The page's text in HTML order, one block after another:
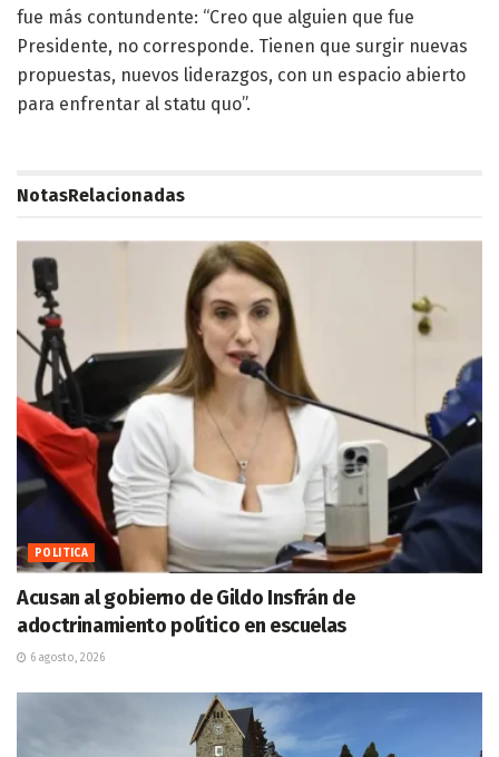
fue más contundente: “Creo que alguien que fue
Presidente, no corresponde. Tienen que surgir nuevas
propuestas, nuevos liderazgos, con un espacio abierto
para enfrentar al statu quo”.
NotasRelacionadas
POLITICA
Acusan al gobierno de Gildo Insfrán de
adoctrinamiento político en escuelas
6 agosto, 2026